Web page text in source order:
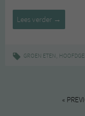
Lees verder Aubergine
a
De
→
GROEN ETEN,
«